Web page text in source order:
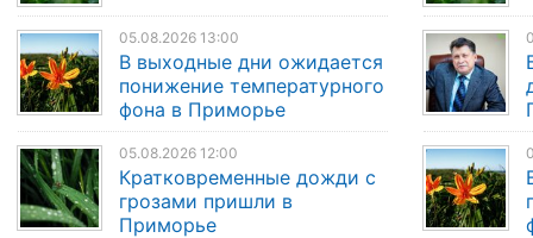
05.08.2026 13:00
В выходные дни ожидается
понижение температурного
фона в Приморье
05.08.2026 12:00
Кратковременные дожди с
грозами пришли в
Приморье